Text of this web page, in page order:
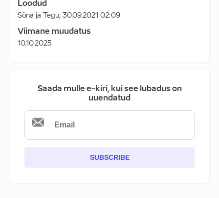
Loodud
Sõna ja Tegu, 30.09.2021 02:09
Viimane muudatus
10.10.2025
Saada mulle e-kiri, kui see lubadus on
uuendatud
SUBSCRIBE